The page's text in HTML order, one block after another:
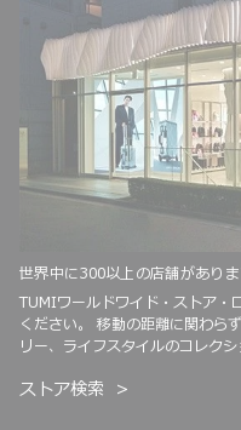
世界中に300以上の店舗がありま
TUMIワールドワイド・ストア・
ください。 移動の距離に関わら
リー、ライフスタイルのコレクシ
ストア検索